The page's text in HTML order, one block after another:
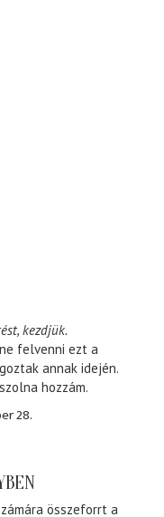
kezdjük.
felvenni ezt a
annak idején.
hozzám.
28.
összeforrt a